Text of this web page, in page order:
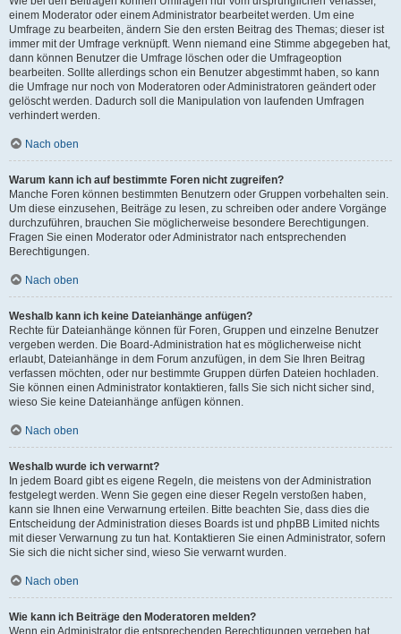
einem Moderator oder einem Administrator bearbeitet werden. Um eine
Umfrage zu bearbeiten, ändern Sie den ersten Beitrag des Themas; dieser ist
immer mit der Umfrage verknüpft. Wenn niemand eine Stimme abgegeben hat,
dann können Benutzer die Umfrage löschen oder die Umfrageoption
bearbeiten. Sollte allerdings schon ein Benutzer abgestimmt haben, so kann
die Umfrage nur noch von Moderatoren oder Administratoren geändert oder
gelöscht werden. Dadurch soll die Manipulation von laufenden Umfragen
verhindert werden.
Nach oben
Warum kann ich auf bestimmte Foren nicht zugreifen?
Manche Foren können bestimmten Benutzern oder Gruppen vorbehalten sein.
Um diese einzusehen, Beiträge zu lesen, zu schreiben oder andere Vorgänge
durchzuführen, brauchen Sie möglicherweise besondere Berechtigungen.
Fragen Sie einen Moderator oder Administrator nach entsprechenden
Berechtigungen.
Nach oben
Weshalb kann ich keine Dateianhänge anfügen?
Rechte für Dateianhänge können für Foren, Gruppen und einzelne Benutzer
vergeben werden. Die Board-Administration hat es möglicherweise nicht
erlaubt, Dateianhänge in dem Forum anzufügen, in dem Sie Ihren Beitrag
verfassen möchten, oder nur bestimmte Gruppen dürfen Dateien hochladen.
Sie können einen Administrator kontaktieren, falls Sie sich nicht sicher sind,
wieso Sie keine Dateianhänge anfügen können.
Nach oben
Weshalb wurde ich verwarnt?
In jedem Board gibt es eigene Regeln, die meistens von der Administration
festgelegt werden. Wenn Sie gegen eine dieser Regeln verstoßen haben,
kann sie Ihnen eine Verwarnung erteilen. Bitte beachten Sie, dass dies die
Entscheidung der Administration dieses Boards ist und phpBB Limited nichts
mit dieser Verwarnung zu tun hat. Kontaktieren Sie einen Administrator, sofern
Sie sich die nicht sicher sind, wieso Sie verwarnt wurden.
Nach oben
Wie kann ich Beiträge den Moderatoren melden?
Wenn ein Administrator die entsprechenden Berechtigungen vergeben hat,